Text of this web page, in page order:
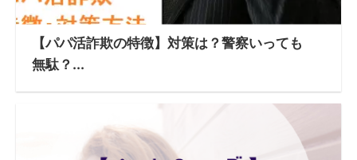
【パパ活詐欺の特徴】対策は？警察いっても
無駄？...